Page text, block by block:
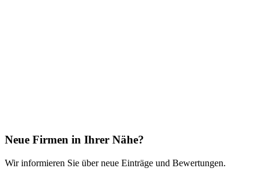
Neue Firmen in Ihrer Nähe?
Wir informieren Sie über neue Einträge und Bewertungen.